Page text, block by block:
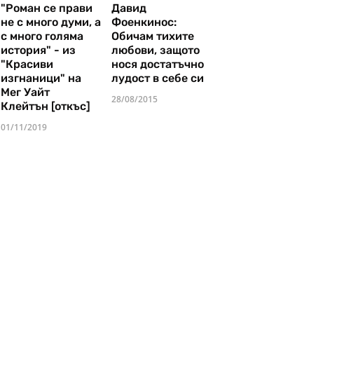
"Роман се прави
не с много думи, а
с много голяма
история" - из
"Красиви
изгнаници" на
Мег Уайт
Клейтън [откъс]
01/11/2019
Давид
Фоенкинос:
Обичам тихите
любови, защото
нося достатъчно
лудост в себе си
28/08/2015